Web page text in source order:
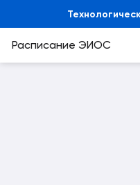
Расписание ЭИОС